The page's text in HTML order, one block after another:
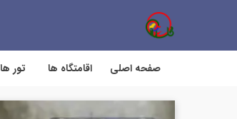
صفحه اصلی اقامتگاه ها تور ها